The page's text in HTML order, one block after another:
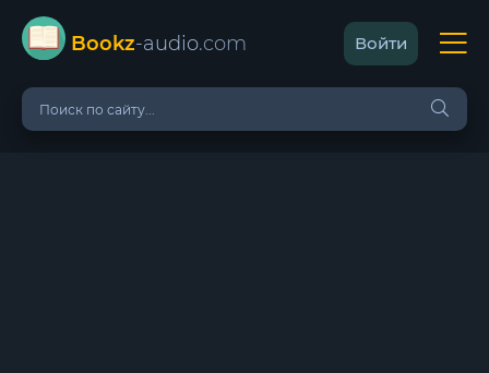
Bookz-audio.com Войти